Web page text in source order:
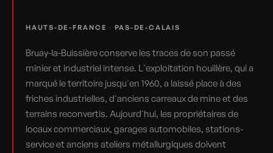
HAUTS-DE-FRANCE · PAS-DE-CALAIS
Bruay-la-Buissière conserve les traces de son passé
minier et industriel intense. L'exploitation houillère, qui a
marqué le territoire jusqu'en 1960, a laissé place à des
friches industrielles, d'anciens carreaux de mine et des
terrains reconvertis. Aujourd'hui, les propriétaires de
locaux commerciaux, garages automobiles, stations-
service et anciens ateliers métallurgiques doivent